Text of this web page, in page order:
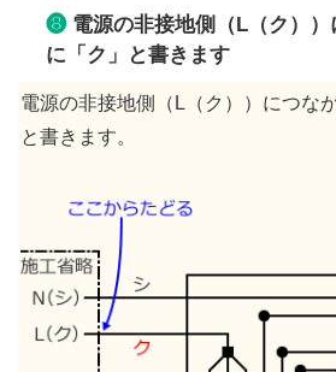
❽電源の非接地側（L（ク））
に「ク」と書きます
電源の非接地側（L（ク））につな
と書きます。